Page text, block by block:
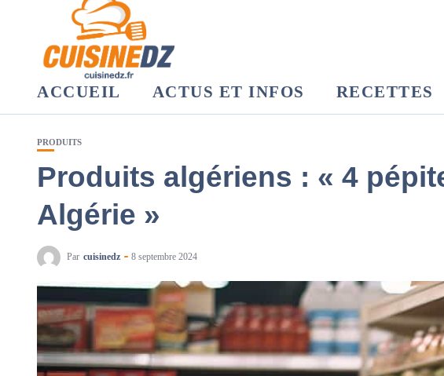
ACCUEIL ACTUS ET INFOS RECETTES
PRODUITS
Produits algériens : « 4
Algérie »
Par cuisinedz 8 septembre 2024